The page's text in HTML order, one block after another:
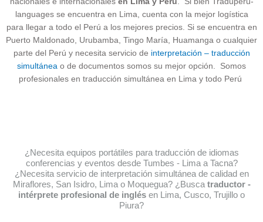
languages se encuentra en Lima, cuenta con la mejor logística
para llegar a todo el Perú a los mejores precios. Si se encuentra en
Puerto Maldonado, Urubamba, Tingo María, Huamanga o cualquier
parte del Perú y necesita servicio de interpretación – traducción
simultánea o de documentos somos su mejor opción. Somos
profesionales en traducción simultánea en Lima y todo Perú
¿Necesita equipos portátiles para traducción de idiomas
conferencias y eventos desde Tumbes - Lima a Tacna?
¿Necesita servicio de interpretación simultánea de calidad en
Miraflores, San Isidro, Lima o Moquegua? ¿Busca traductor -
intérprete profesional de inglés en Lima, Cusco, Trujillo o
Piura?